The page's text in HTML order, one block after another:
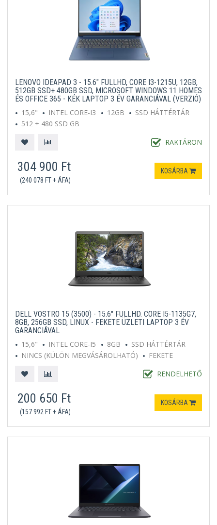
LENOVO IDEAPAD 3 - 15.6" FULLHD, CORE I3-1215U, 12GB,
512GB SSD+ 480GB SSD, MICROSOFT WINDOWS 11 HOMES
ÉS OFFICE 365 - KÉK LAPTOP 3 ÉV GARANCIÁVAL (VERZIÓ)
15,6"
INTEL CORE-I3 12GB
SSD HÁTTÉRTÁR
512 + 480 SSD GB
RAKTÁRON
304 900 Ft
(240 078 FT + ÁFA)
KOSÁRBA
DELL VOSTRO 15 (3500) - 15.6" FULLHD. CORE I5-1135G7,
8GB, 256GB SSD, LINUX - FEKETE ÜZLETI LAPTOP 3 ÉV
GARANCIÁVAL
15,6"
INTEL CORE-I5 8GB
SSD HÁTTÉRTÁR
NINCS (KÜLÖN MEGVÁSÁROLHATÓ)
FEKETE
RENDELHETŐ
200 650 Ft
(157 992 FT + ÁFA)
KOSÁRBA